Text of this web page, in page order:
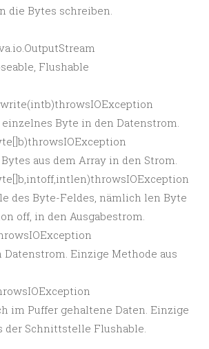
die Bytes schreiben.
Flushable
Byte in den Datenstrom.
aus dem Array in den Strom.
des Byte-Feldes, nämlich len Byte
off, in den Ausgabestrom.
Datenstrom. Einzige Methode aus
im Puffer gehaltene Daten. Einzige
der Schnittstelle Flushable.